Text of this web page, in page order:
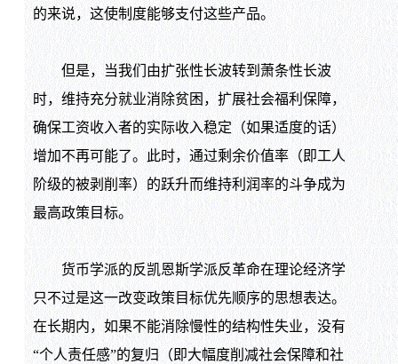
的来说，这使制度能够支付这些产品。
但是，当我们由扩张性长波转到萧条性长波
时，维持充分就业消除贫困，扩展社会福利保障，
确保工资收入者的实际收入稳定（如果适度的话）
增加不再可能了。此时，通过剩余价值率（即工人
阶级的被剥削率）的跃升而维持利润率的斗争成为
最高政策目标。
货币学派的反凯恩斯学派反革命在理论经济学
只不过是这一改变政策目标优先顺序的思想表达。
在长期内，如果不能消除慢性的结构性失业，没有
“个人责任感”的复归（即大幅度削减社会保障和社